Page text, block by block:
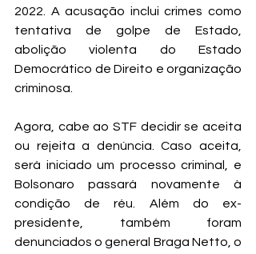
2022. A acusação inclui crimes como
tentativa de golpe de Estado,
abolição violenta do Estado
Democrático de Direito e organização
criminosa.
Agora, cabe ao STF decidir se aceita
ou rejeita a denúncia. Caso aceita,
será iniciado um processo criminal, e
Bolsonaro passará novamente à
condição de réu. Além do ex-
presidente, também foram
denunciados o general Braga Netto, o